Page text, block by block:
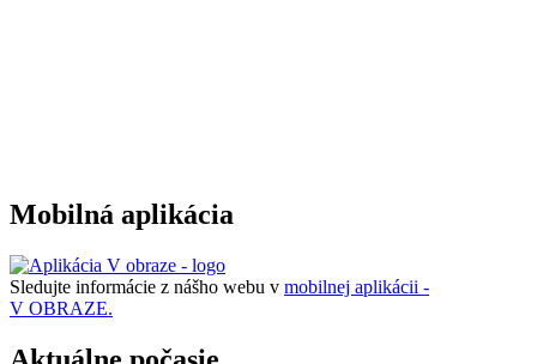
Mobilná aplikácia
Sledujte informácie z nášho webu v mobilnej aplikácii -
V OBRAZE.